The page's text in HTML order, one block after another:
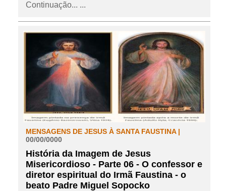
Continuação... ...
MENSAGENS DE JESUS À SANTA FAUSTINA |
00/00/0000
História da Imagem de Jesus
Misericordioso - Parte 06 - O confessor e
diretor espiritual do Irmã Faustina - o
beato Padre Miguel Sopocko